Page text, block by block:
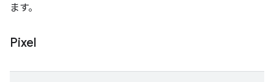
ます。
Pixel